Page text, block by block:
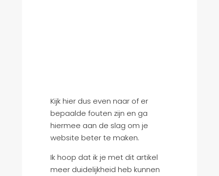
Kijk hier dus even naar of er
bepaalde fouten zijn en ga
hiermee aan de slag om je
website beter te maken.
Ik hoop dat ik je met dit artikel
meer duidelijkheid heb kunnen